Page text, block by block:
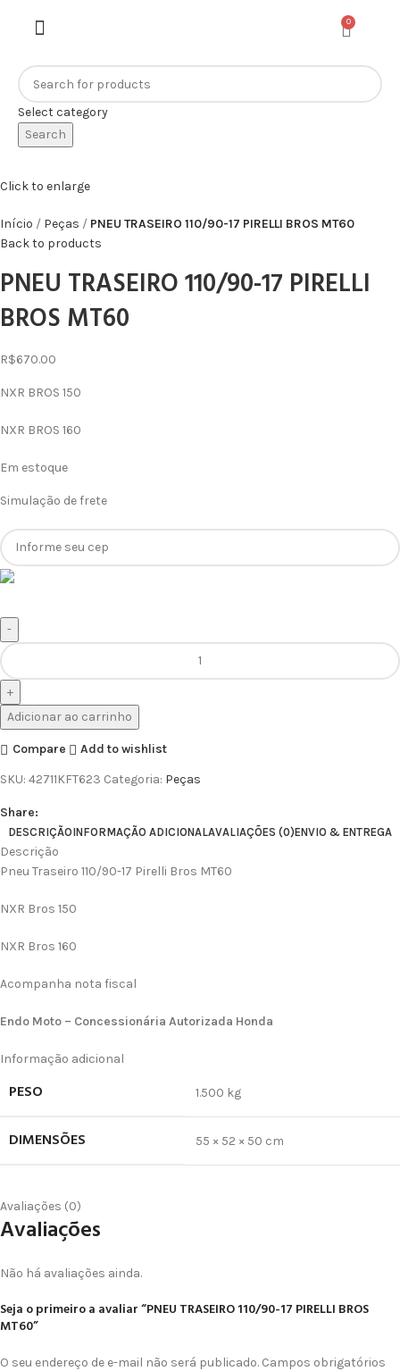
0
Select category
Search
Click to enlarge
Início Peças
PNEU TRASEIRO 110/90-17 PIRELLI BROS MT60
Back to products
PNEU TRASEIRO 110/90-17 PIRELLI
BROS MT60
R$670.00
NXR BROS 150
NXR BROS 160
Em estoque
Simulação de frete
Adicionar ao carrinho
Compare
Add to wishlist
SKU: 42711KFT623 Categoria: Peças
Share:
DESCRIÇÃOINFORMAÇÃO ADICIONALAVALIAÇÕES (0)ENVIO & ENTREGA
Descrição
Pneu Traseiro 110/90-17 Pirelli Bros MT60
NXR Bros 150
NXR Bros 160
Acompanha nota fiscal
Endo Moto – Concessionária Autorizada Honda
Informação adicional
PESO 1.500 kg
DIMENSÕES 55 × 52 × 50 cm
Avaliações (0)
Avaliações
Não há avaliações ainda.
Seja o primeiro a avaliar “PNEU TRASEIRO 110/90-17 PIRELLI BROS
MT60”
O seu endereço de e-mail não será publicado. Campos obrigatórios